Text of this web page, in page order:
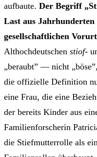
aufbaute. Der Begriff
Last aus
gesellschaftlichen
Althochdeutschen stiof-
„beraubt” — nicht
die offizielle Definition
eine Frau, die eine
der bereits Kinder aus
Familienforscherin
die Stiefmutterrolle als